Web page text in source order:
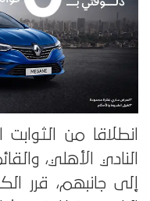
انطلاقا من
النادي الأهلي،
إلى جانبهم، قرر